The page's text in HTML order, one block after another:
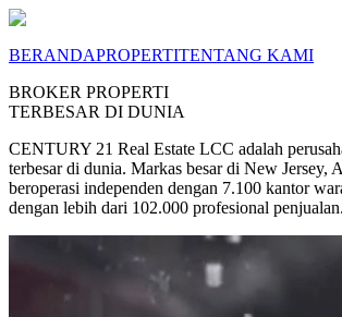
BERANDAPROPERTITENTANG KAMI
BROKER PROPERTI
TERBESAR DI DUNIA
CENTURY 21 Real Estate LCC adalah
terbesar di dunia. Markas besar di New Jersey,
beroperasi independen dengan 7.100 kantor
dengan lebih dari 102.000 profesional penjualan.